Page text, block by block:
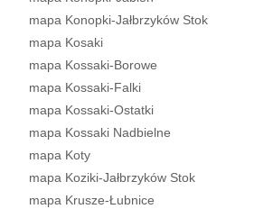
mapa Konopki-Jałbrzyków Stok
mapa Kosaki
mapa Kossaki-Borowe
mapa Kossaki-Falki
mapa Kossaki-Ostatki
mapa Kossaki Nadbielne
mapa Koty
mapa Koziki-Jałbrzyków Stok
mapa Krusze-Łubnice